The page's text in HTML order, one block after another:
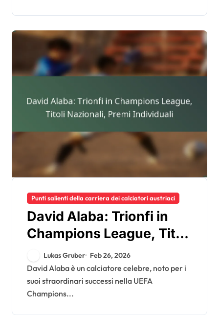
Punti salienti della carriera dei calciatori austriaci
David Alaba: Trionfi in
Champions League, Titoli
Nazionali, Premi
Individuali
Lukas Gruber Feb 26, 2026
David Alaba è un calciatore celebre, noto per i
suoi straordinari successi nella UEFA
Champions...